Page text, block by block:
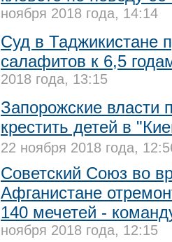
ноября 2018 года, 14:14
Суд в Таджикистане
салафитов к 6,5
2018 года, 13:15
Запорожские власти
крестить детей в
22 ноября 2018 года,
Советский Союз во
Афганистане
140 мечетей -
ноября 2018 года, 12:15